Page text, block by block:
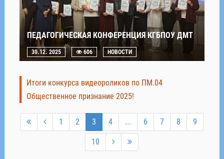
ПЕДАГОГИЧЕСКАЯ КОНФЕРЕНЦИЯ КГБПОУ ДМТ
30.12. 2025 606 НОВОСТИ
Итоги конкурса видеороликов по ПМ.04
Общественное признание 2025!
1 2 3 4 ... 6 7 8 9
10